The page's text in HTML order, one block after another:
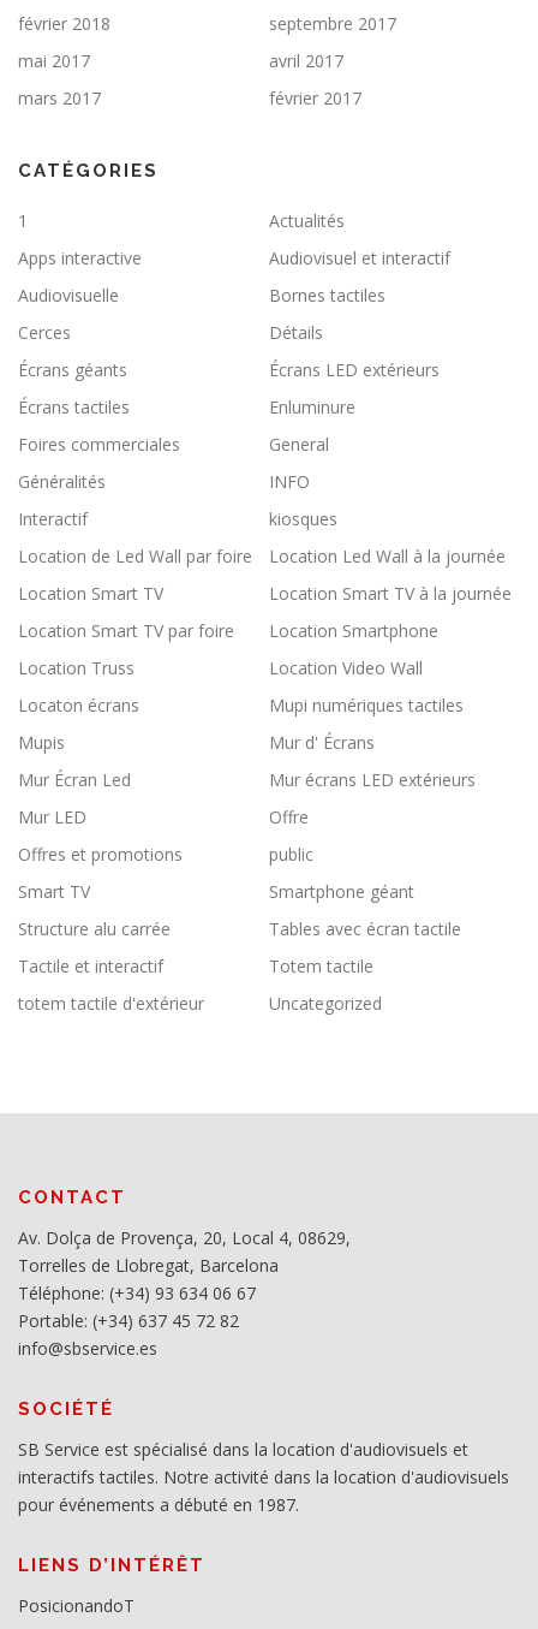
février 2018
septembre 2017
mai 2017
avril 2017
mars 2017
février 2017
CATÉGORIES
1
Actualités
Apps interactive
Audiovisuel et interactif
Audiovisuelle
Bornes tactiles
Cerces
Détails
Écrans géants
Écrans LED extérieurs
Écrans tactiles
Enluminure
Foires commerciales
General
Généralités
INFO
Interactif
kiosques
Location de Led Wall par foire
Location Led Wall à la journée
Location Smart TV
Location Smart TV à la journée
Location Smart TV par foire
Location Smartphone
Location Truss
Location Video Wall
Locaton écrans
Mupi numériques tactiles
Mupis
Mur d' Écrans
Mur Écran Led
Mur écrans LED extérieurs
Mur LED
Offre
Offres et promotions
public
Smart TV
Smartphone géant
Structure alu carrée
Tables avec écran tactile
Tactile et interactif
Totem tactile
totem tactile d'extérieur
Uncategorized
CONTACT
Av. Dolça de Provença, 20, Local 4, 08629,
Torrelles de Llobregat, Barcelona
Téléphone: (+34) 93 634 06 67
Portable: (+34) 637 45 72 82
info@sbservice.es
SOCIÉTÉ
SB Service est spécialisé dans la location d'audiovisuels et
interactifs tactiles. Notre activité dans la location d'audiovisuels
pour événements a débuté en 1987.
LIENS D’INTÉRÊT
PosicionandoT